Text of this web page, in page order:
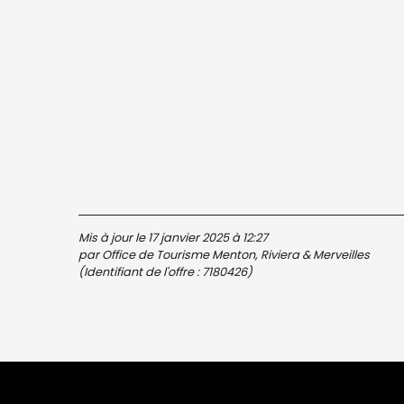
Mis à jour le 17 janvier 2025 à 12:27
par Office de Tourisme Menton, Riviera & Merveilles
(Identifiant de l'offre : 7180426)